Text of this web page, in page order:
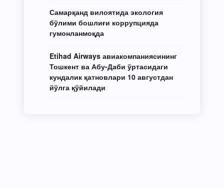
Самарқанд вилоятида экология
бўлими бошлиғи коррупцияда
гумонланмоқда
Etihad Airways авиакомпаниясининг
Тошкент ва Абу-Даби ўртасидаги
кундалик қатновлари 10 августдан
йўлга қўйилади